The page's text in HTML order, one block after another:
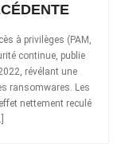
à privilèges (PAM,
continue, publie
révélant une
ransomwares. Les
nettement reculé